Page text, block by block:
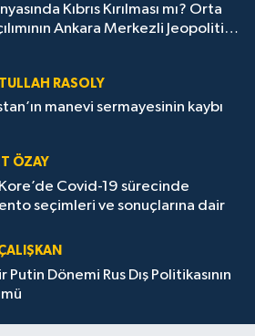
Kıbrıs Kırılması mı? Orta
Ankara Merkezli Jeopolitik
RASOLY
manevi sermayesinin kaybı
ÖZAY
Covid-19 sürecinde
seçimleri ve sonuçlarına dair
Putin Dönemi Rus Dış Politikasının